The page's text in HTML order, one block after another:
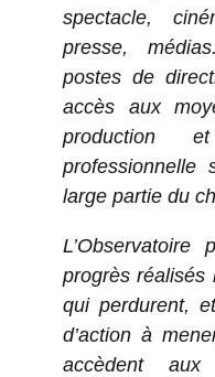
spectacle,
presse,
postes de
accès aux
production
professionnelle
large partie du
progrès réalisés
qui perdurent,
d’action à
accèdent aux